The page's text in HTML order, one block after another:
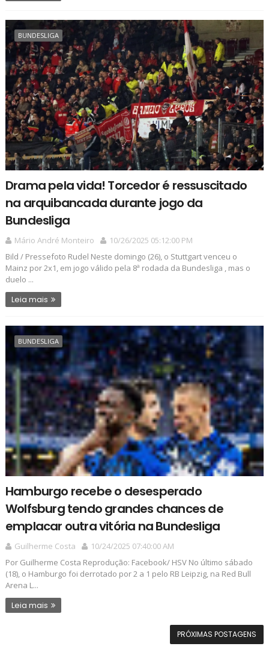
BUNDESLIGA
Drama pela vida! Torcedor é ressuscitado
na arquibancada durante jogo da
Bundesliga
Mário André Monteiro
10/26/2025 05:12:00 PM
Bild / Pressefoto Rudel Neste domingo (26), o Stuttgart venceu o
Mainz por 2x1, em jogo válido pela 8ª rodada da Bundesliga , mas o
duelo ...
Leia mais
BUNDESLIGA
Hamburgo recebe o desesperado
Wolfsburg tendo grandes chances de
emplacar outra vitória na Bundesliga
Guilherme Costa
10/24/2025 07:40:00 AM
Por Guilherme Costa Reprodução: Facebook/ HSV No último sábado
(18), o Hamburgo foi derrotado por 2 a 1 pelo RB Leipzig, na Red Bull
Arena L...
Leia mais
PRÓXIMAS POSTAGENS